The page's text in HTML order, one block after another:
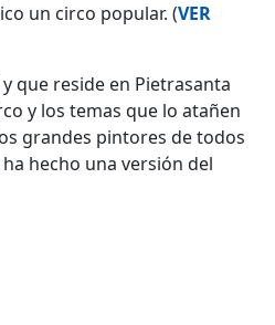
un circo popular. (VER
que reside en Pietrasanta
y los temas que lo atañen
grandes pintores de todos
hecho una versión del